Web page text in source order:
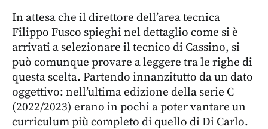
In attesa che il direttore dell’area tecnica
Filippo Fusco spieghi nel dettaglio come si è
arrivati a selezionare il tecnico di Cassino, si
può comunque provare a leggere tra le righe di
questa scelta. Partendo innanzitutto da un dato
oggettivo: nell’ultima edizione della serie C
(2022/2023) erano in pochi a poter vantare un
curriculum più completo di quello di Di Carlo.